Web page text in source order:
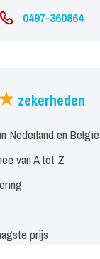
0497-360864
zekerheden
Nederland en België
van A tot Z
prijs